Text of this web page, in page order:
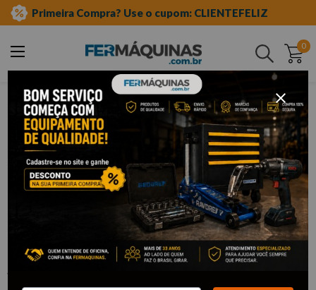
Primeira Compra? Use o cupom: CLIENTEFELIZ
0
Buscar
equipamento caminhões
todos para vw ford iveco
Chave de Garras p/ Porca do Pivô
Superior do Daily - RAVEN